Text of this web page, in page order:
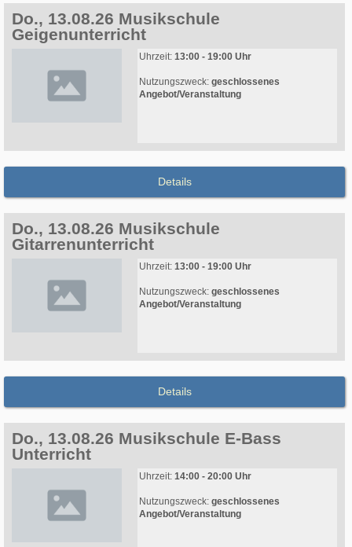
Do., 13.08.26 Musikschule
Geigenunterricht
Uhrzeit: 13:00 - 19:00 Uhr
Nutzungszweck: geschlossenes
Angebot/Veranstaltung
Details
Do., 13.08.26 Musikschule
Gitarrenunterricht
Uhrzeit: 13:00 - 19:00 Uhr
Nutzungszweck: geschlossenes
Angebot/Veranstaltung
Details
Do., 13.08.26 Musikschule E-Bass
Unterricht
Uhrzeit: 14:00 - 20:00 Uhr
Nutzungszweck: geschlossenes
Angebot/Veranstaltung